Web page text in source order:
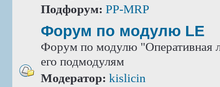
Подфорум: PP-MRP
Форум по модулю LE
Форум по модулю "Оперативная
его подмодулям
Модератор: kislicin